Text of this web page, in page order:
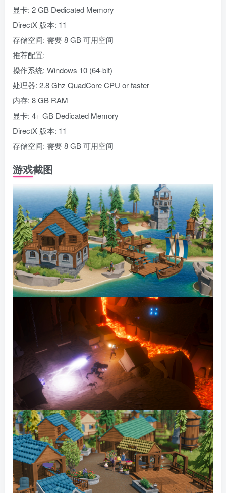
显卡: 2 GB Dedicated Memory
DirectX 版本: 11
存储空间: 需要 8 GB 可用空间
推荐配置:
操作系统: Windows 10 (64-bit)
处理器: 2.8 Ghz QuadCore CPU or faster
内存: 8 GB RAM
显卡: 4+ GB Dedicated Memory
DirectX 版本: 11
存储空间: 需要 8 GB 可用空间
游戏截图